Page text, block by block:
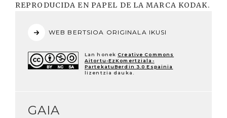
REPRODUCIDA EN PAPEL DE LA MARCA KODAK.
WEB BERTSIOA ORIGINALA IKUSI
Lan honek Creative Commons
Aitortu-EzKomertziala-
PartekatuBerdin 3.0 Espainia
lizentzia dauka.
GAIA